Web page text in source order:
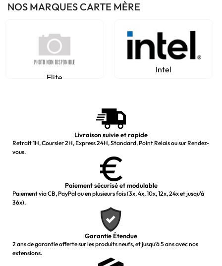
NOS MARQUES CARTE MÈRE
Elite
Intel
Livraison suivie et rapide
Retrait 1H, Coursier 2H, Express 24H, Standard, Point Relais ou sur Rendez-
vous.
Paiement sécurisé et modulable
Paiement via CB, PayPal ou en plusieurs fois (3x, 4x, 10x, 12x, 24x et jusqu’à
36x).
Garantie Étendue
2 ans de garantie offerte sur les produits neufs, et jusqu’à 5 ans avec nos
extensions.